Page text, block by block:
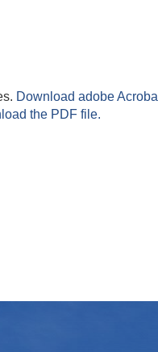
Download adobe
the PDF file.